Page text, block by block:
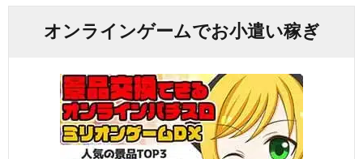
オンラインゲームでお小遣い稼ぎ